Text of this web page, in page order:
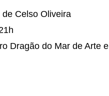
de Celso Oliveira
Dragão do Mar de Arte e